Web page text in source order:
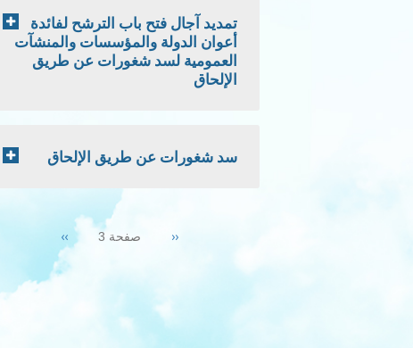
تمديد آجال فتح باب الترشح لفائدة
أعوان الدولة والمؤسسات والمنشآت
العمومية لسد شغورات عن طريق
الإلحاق
سد شغورات عن طريق الإلحاق
Previous
‹‹ صفحة 3 Next
page
››